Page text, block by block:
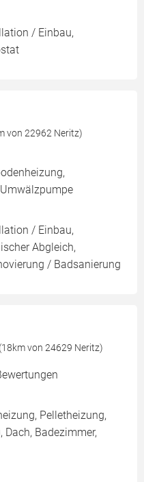
/ Einbau,
von 22962 Neritz)
/ Einbau,
Abgleich,
/ Badsanierung
von 24629 Neritz)
Pelletheizung,
Dach, Badezimmer,